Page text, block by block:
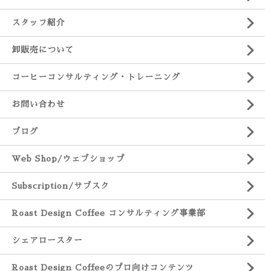
スタッフ紹介
卸販売について
コーヒーコンサルティング・トレーニング
お問い合わせ
ブログ
Web Shop/ウェブショップ
Subscription/サブスク
Roast Design Coffee コンサルティング事業部
シェアロースター
Roast Design Coffeeのプロ向けコンテンツ